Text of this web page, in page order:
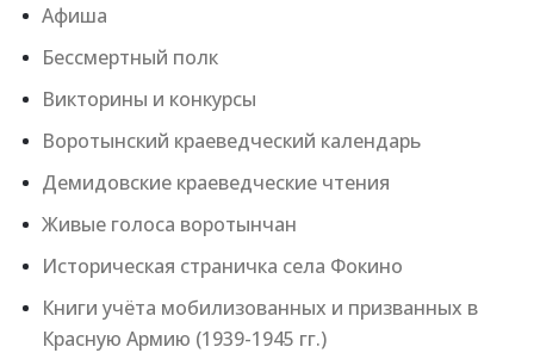
Афиша
Бессмертный полк
Викторины и конкурсы
Воротынский краеведческий календарь
Демидовские краеведческие чтения
Живые голоса воротынчан
Историческая страничка села Фокино
Книги учёта мобилизованных и призванных в
Красную Армию (1939-1945 гг.)